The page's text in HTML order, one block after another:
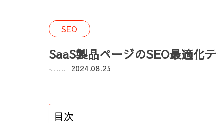
SEO
SaaS製品ページのSEO最適化
Posted on 2024.08.25
目次